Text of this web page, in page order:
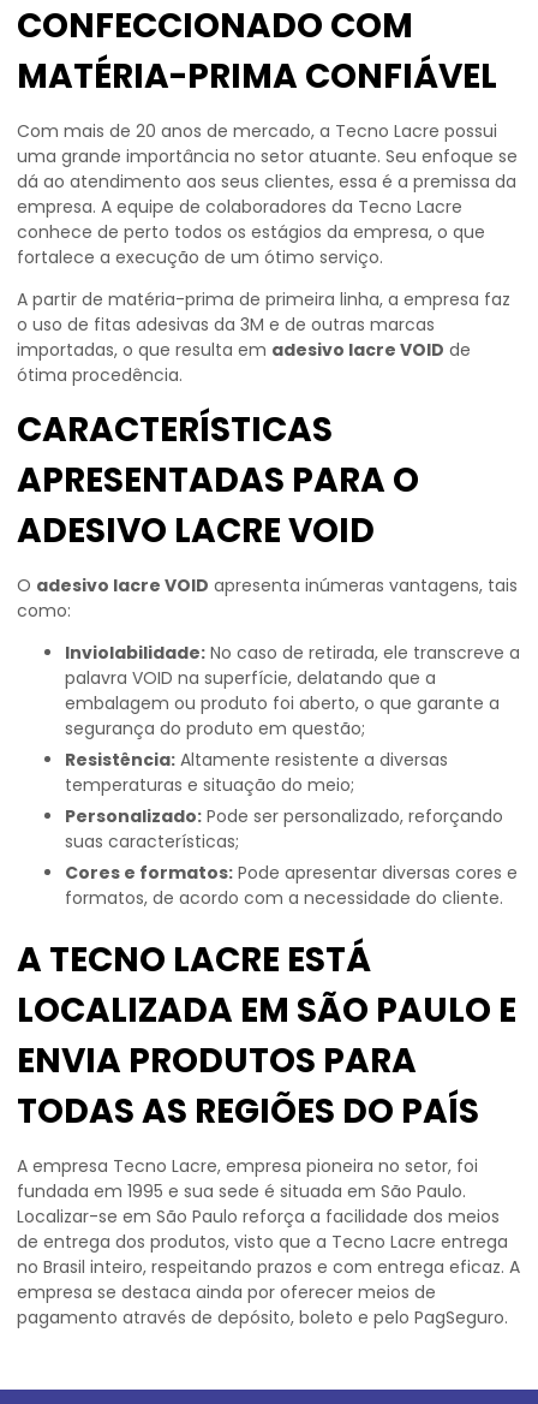
CONFECCIONADO COM
MATÉRIA-PRIMA CONFIÁVEL
Com mais de 20 anos de mercado, a Tecno Lacre possui
uma grande importância no setor atuante. Seu enfoque se
dá ao atendimento aos seus clientes, essa é a premissa da
empresa. A equipe de colaboradores da Tecno Lacre
conhece de perto todos os estágios da empresa, o que
fortalece a execução de um ótimo serviço.
A partir de matéria-prima de primeira linha, a empresa faz
o uso de fitas adesivas da 3M e de outras marcas
importadas, o que resulta em adesivo lacre VOID de
ótima procedência.
CARACTERÍSTICAS
APRESENTADAS PARA O
ADESIVO LACRE VOID
O adesivo lacre VOID apresenta inúmeras vantagens, tais
como:
Inviolabilidade: No caso de retirada, ele transcreve a
palavra VOID na superfície, delatando que a
embalagem ou produto foi aberto, o que garante a
segurança do produto em questão;
Resistência: Altamente resistente a diversas
temperaturas e situação do meio;
Personalizado: Pode ser personalizado, reforçando
suas características;
Cores e formatos: Pode apresentar diversas cores e
formatos, de acordo com a necessidade do cliente.
A TECNO LACRE ESTÁ
LOCALIZADA EM SÃO PAULO E
ENVIA PRODUTOS PARA
TODAS AS REGIÕES DO PAÍS
A empresa Tecno Lacre, empresa pioneira no setor, foi
fundada em 1995 e sua sede é situada em São Paulo.
Localizar-se em São Paulo reforça a facilidade dos meios
de entrega dos produtos, visto que a Tecno Lacre entrega
no Brasil inteiro, respeitando prazos e com entrega eficaz. A
empresa se destaca ainda por oferecer meios de
pagamento através de depósito, boleto e pelo PagSeguro.